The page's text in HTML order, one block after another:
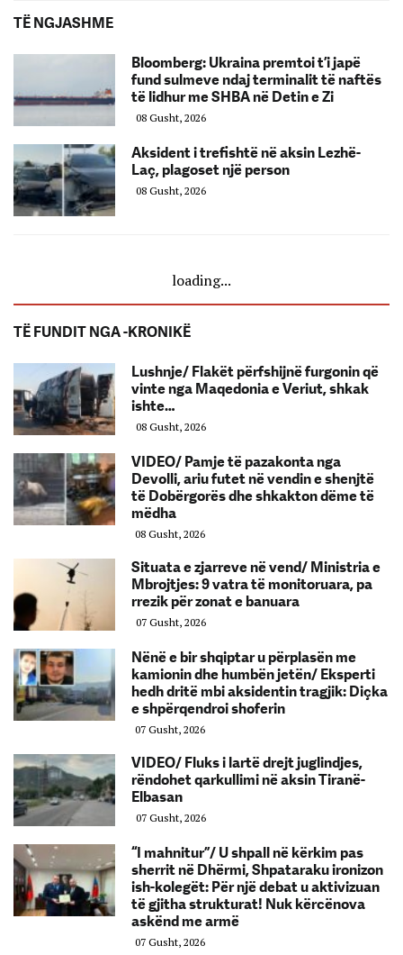
TË NGJASHME
Bloomberg: Ukraina premtoi t’i japë
fund sulmeve ndaj terminalit të naftës
të lidhur me SHBA në Detin e Zi
08 Gusht, 2026
Aksident i trefishtë në aksin Lezhë-
Laç, plagoset një person
08 Gusht, 2026
loading...
TË FUNDIT NGA -KRONIKË
Lushnje/ Flakët përfshijnë furgonin që
vinte nga Maqedonia e Veriut, shkak
ishte…
08 Gusht, 2026
VIDEO/ Pamje të pazakonta nga
Devolli, ariu futet në vendin e shenjtë
të Dobërgorës dhe shkakton dëme të
mëdha
08 Gusht, 2026
Situata e zjarreve në vend/ Ministria e
Mbrojtjes: 9 vatra të monitoruara, pa
rrezik për zonat e banuara
07 Gusht, 2026
Nënë e bir shqiptar u përplasën me
kamionin dhe humbën jetën/ Eksperti
hedh dritë mbi aksidentin tragjik: Diçka
e shpërqendroi shoferin
07 Gusht, 2026
VIDEO/ Fluks i lartë drejt juglindjes,
rëndohet qarkullimi në aksin Tiranë-
Elbasan
07 Gusht, 2026
“I mahnitur”/ U shpall në kërkim pas
sherrit në Dhërmi, Shpataraku ironizon
ish-kolegët: Për një debat u aktivizuan
të gjitha strukturat! Nuk kërcënova
askënd me armë
07 Gusht, 2026